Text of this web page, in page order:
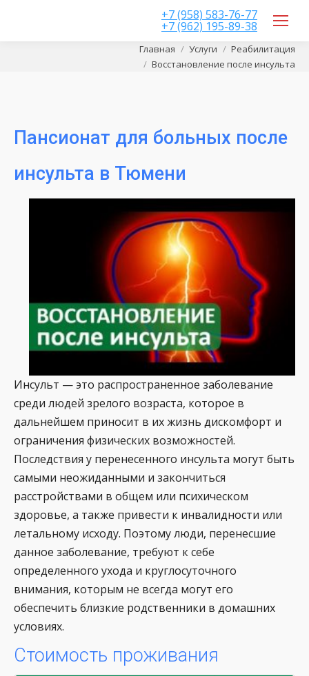
+7 (958) 583-76-77
+7 (962) 195-89-38
Главная Услуги
Реабилитация
Восстановление после инсульта
Пансионат для больных после
инсульта в Тюмени
Инсульт — это распространенное заболевание
среди людей зрелого возраста, которое в
дальнейшем приносит в их жизнь дискомфорт и
ограничения физических возможностей.
Последствия у перенесенного инсульта могут быть
самыми неожиданными и закончиться
расстройствами в общем или психическом
здоровье, а также привести к инвалидности или
летальному исходу. Поэтому люди, перенесшие
данное заболевание, требуют к себе
определенного ухода и круглосуточного
внимания, которым не всегда могут его
обеспечить близкие родственники в домашних
условиях.
Стоимость проживания